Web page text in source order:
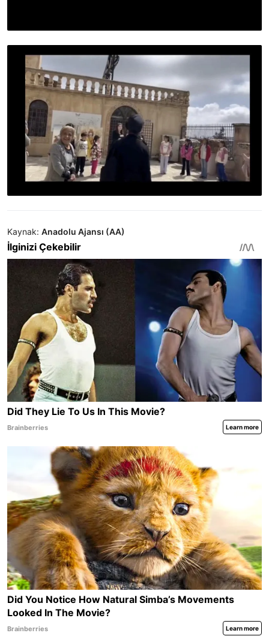
Kaynak: Anadolu Ajansı (AA)